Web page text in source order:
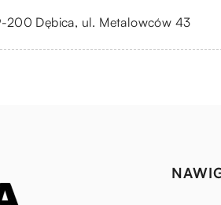
200 Dębica, ul. Metalowców 43